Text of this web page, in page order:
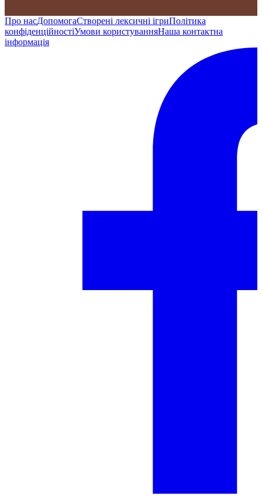
Про насДопомогаСтворені лексичні ігриПолітика
конфіденційностіУмови користуванняНаша контактна
інформація